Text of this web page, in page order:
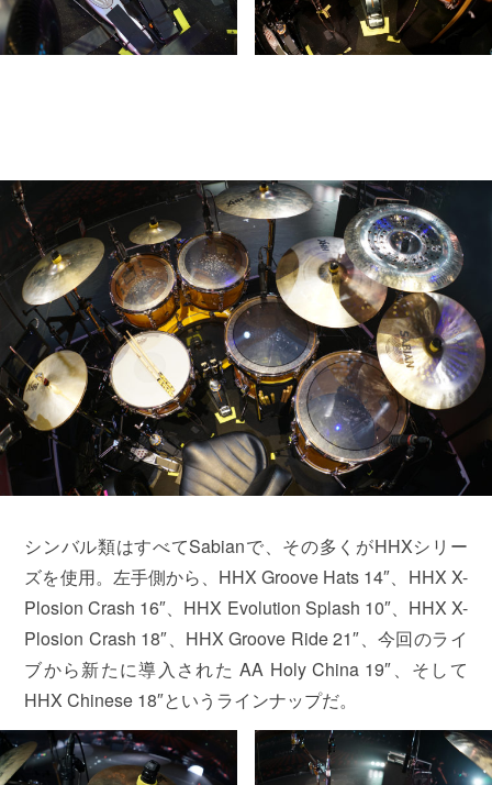
シンバル類はすべてSabianで、その多くがHHXシリー
ズを使用。左手側から、HHX Groove Hats 14″、HHX X-
Plosion Crash 16″、HHX Evolution Splash 10″、HHX X-
Plosion Crash 18″、HHX Groove Ride 21″、今回のライ
ブから新たに導入された AA Holy China 19″、そして
HHX Chinese 18″というラインナップだ。